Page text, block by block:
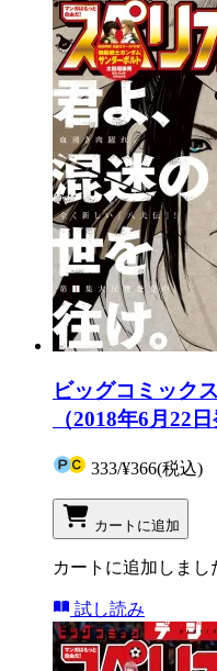
ビッグコミック
（2018年6月22日
333/¥366(税込)
カートに追加
カートに追加しまし
試し読み